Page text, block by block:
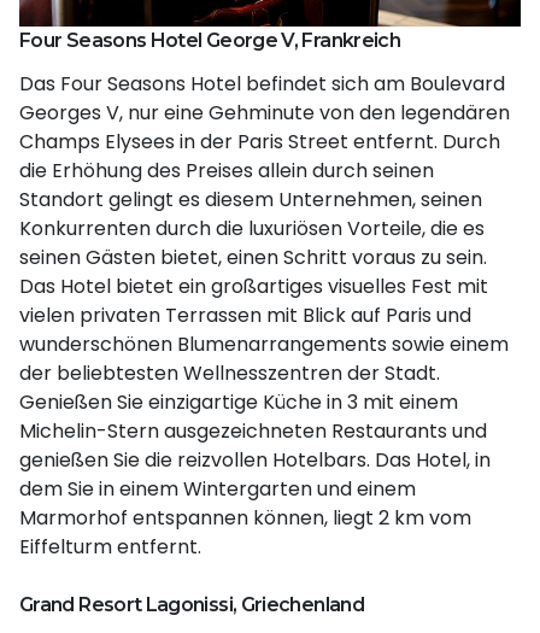
Four Seasons Hotel George V, Frankreich
Das Four Seasons Hotel befindet sich am Boulevard
Georges V, nur eine Gehminute von den legendären
Champs Elysees in der Paris Street entfernt. Durch
die Erhöhung des Preises allein durch seinen
Standort gelingt es diesem Unternehmen, seinen
Konkurrenten durch die luxuriösen Vorteile, die es
seinen Gästen bietet, einen Schritt voraus zu sein.
Das Hotel bietet ein großartiges visuelles Fest mit
vielen privaten Terrassen mit Blick auf Paris und
wunderschönen Blumenarrangements sowie einem
der beliebtesten Wellnesszentren der Stadt.
Genießen Sie einzigartige Küche in 3 mit einem
Michelin-Stern ausgezeichneten Restaurants und
genießen Sie die reizvollen Hotelbars. Das Hotel, in
dem Sie in einem Wintergarten und einem
Marmorhof entspannen können, liegt 2 km vom
Eiffelturm entfernt.
Grand Resort Lagonissi, Griechenland